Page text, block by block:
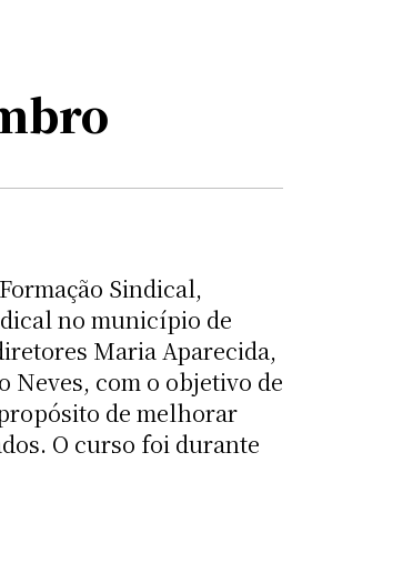
Sindical,
no município de
Maria Aparecida,
Neves, com o objetivo de
de melhorar
O curso foi durante